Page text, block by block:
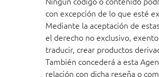
con excepción de lo que esté
Mediante la aceptación de
el derecho no exclusivo,
traducir, crear productos
También concederá a esta
relación con dicha reseña o